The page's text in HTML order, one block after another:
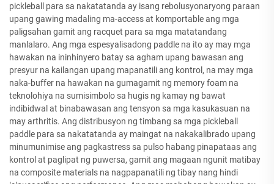
pickleball para sa nakatatanda ay isang rebolusyonaryong paraan
upang gawing madaling ma-access at komportable ang mga
paligsahan gamit ang racquet para sa mga matatandang
manlalaro. Ang mga espesyalisadong paddle na ito ay may mga
hawakan na ininhinyero batay sa agham upang bawasan ang
presyur na kailangan upang mapanatili ang kontrol, na may mga
naka-buffer na hawakan na gumagamit ng memory foam na
teknolohiya na sumisimbolo sa hugis ng kamay ng bawat
indibidwal at binabawasan ang tensyon sa mga kasukasuan na
may arthritis. Ang distribusyon ng timbang sa mga pickleball
paddle para sa nakatatanda ay maingat na nakakalibrado upang
minumunimise ang pagkastress sa pulso habang pinapataas ang
kontrol at paglipat ng puwersa, gamit ang magaan ngunit matibay
na composite materials na nagpapanatili ng tibay nang hindi